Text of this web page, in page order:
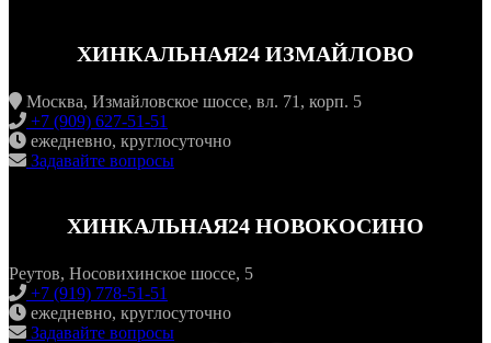
ХИНКАЛЬНАЯ24 ИЗМАЙЛОВО
Москва, Измайловское шоссе, вл. 71, корп. 5
+7 (909) 627-51-51
ежедневно, круглосуточно
Задавайте вопросы
ХИНКАЛЬНАЯ24 НОВОКОСИНО
Реутов, Носовихинское шоссе, 5
+7 (919) 778-51-51
ежедневно, круглосуточно
Задавайте вопросы